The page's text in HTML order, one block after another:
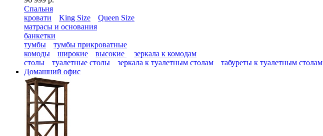
Спальня
кровати
King Size
Queen Size
матрасы и основания
банкетки
тумбы
тумбы прикроватные
комоды
широкие высокие
зеркала к комодам
столы
туалетные столы зеркала к туалетным столам
табуреты к туалетным столам
Домашний офис